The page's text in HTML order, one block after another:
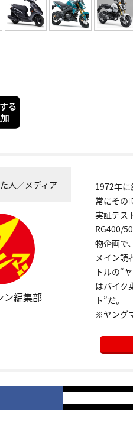
人／メディア
ン編集部
1972年に
常にその
実証テス
RG400/
物企画で
メイン読
トルの“
はバイク
ト”だ。
※ヤング